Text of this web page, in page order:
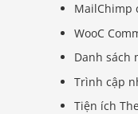
MailChimp
WooC
Danh sách
Trình cập
Tiện ích